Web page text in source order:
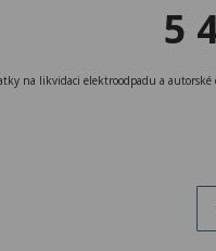
5
na likvidaci elektroodpadu a